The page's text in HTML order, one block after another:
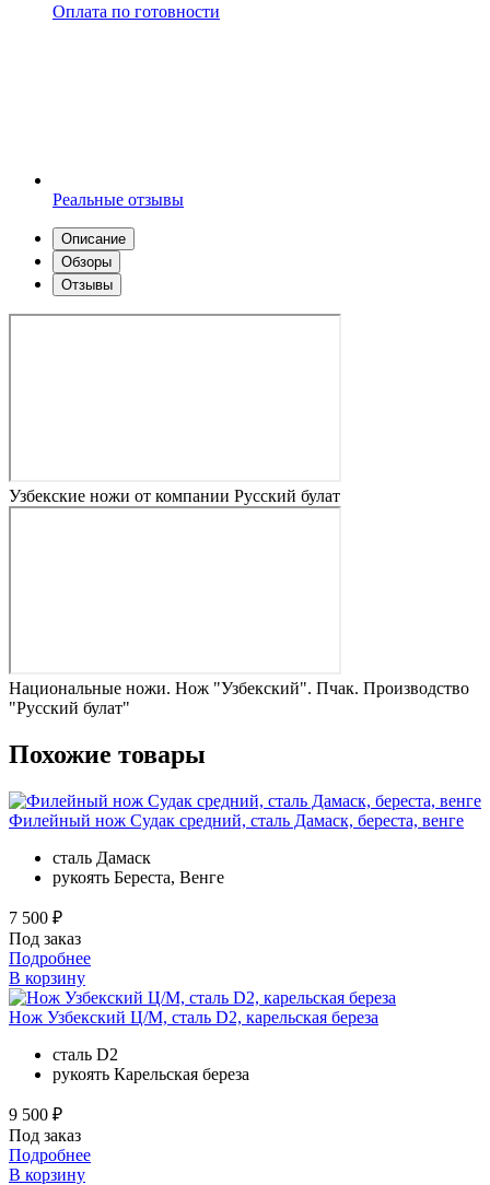
Оплата по готовности
Реальные отзывы
Описание
Обзоры
Отзывы
Узбекские ножи от компании Русский булат
Национальные ножи. Нож "Узбекский". Пчак. Производство
"Русский булат"
Похожие товары
Филейный нож Судак средний, сталь Дамаск, береста, венге
сталь Дамаск
рукоять Береста, Венге
7 500 ₽
Под заказ
Подробнее
В корзину
Нож Узбекский Ц/М, сталь D2, карельская береза
сталь D2
рукоять Карельская береза
9 500 ₽
Под заказ
Подробнее
В корзину